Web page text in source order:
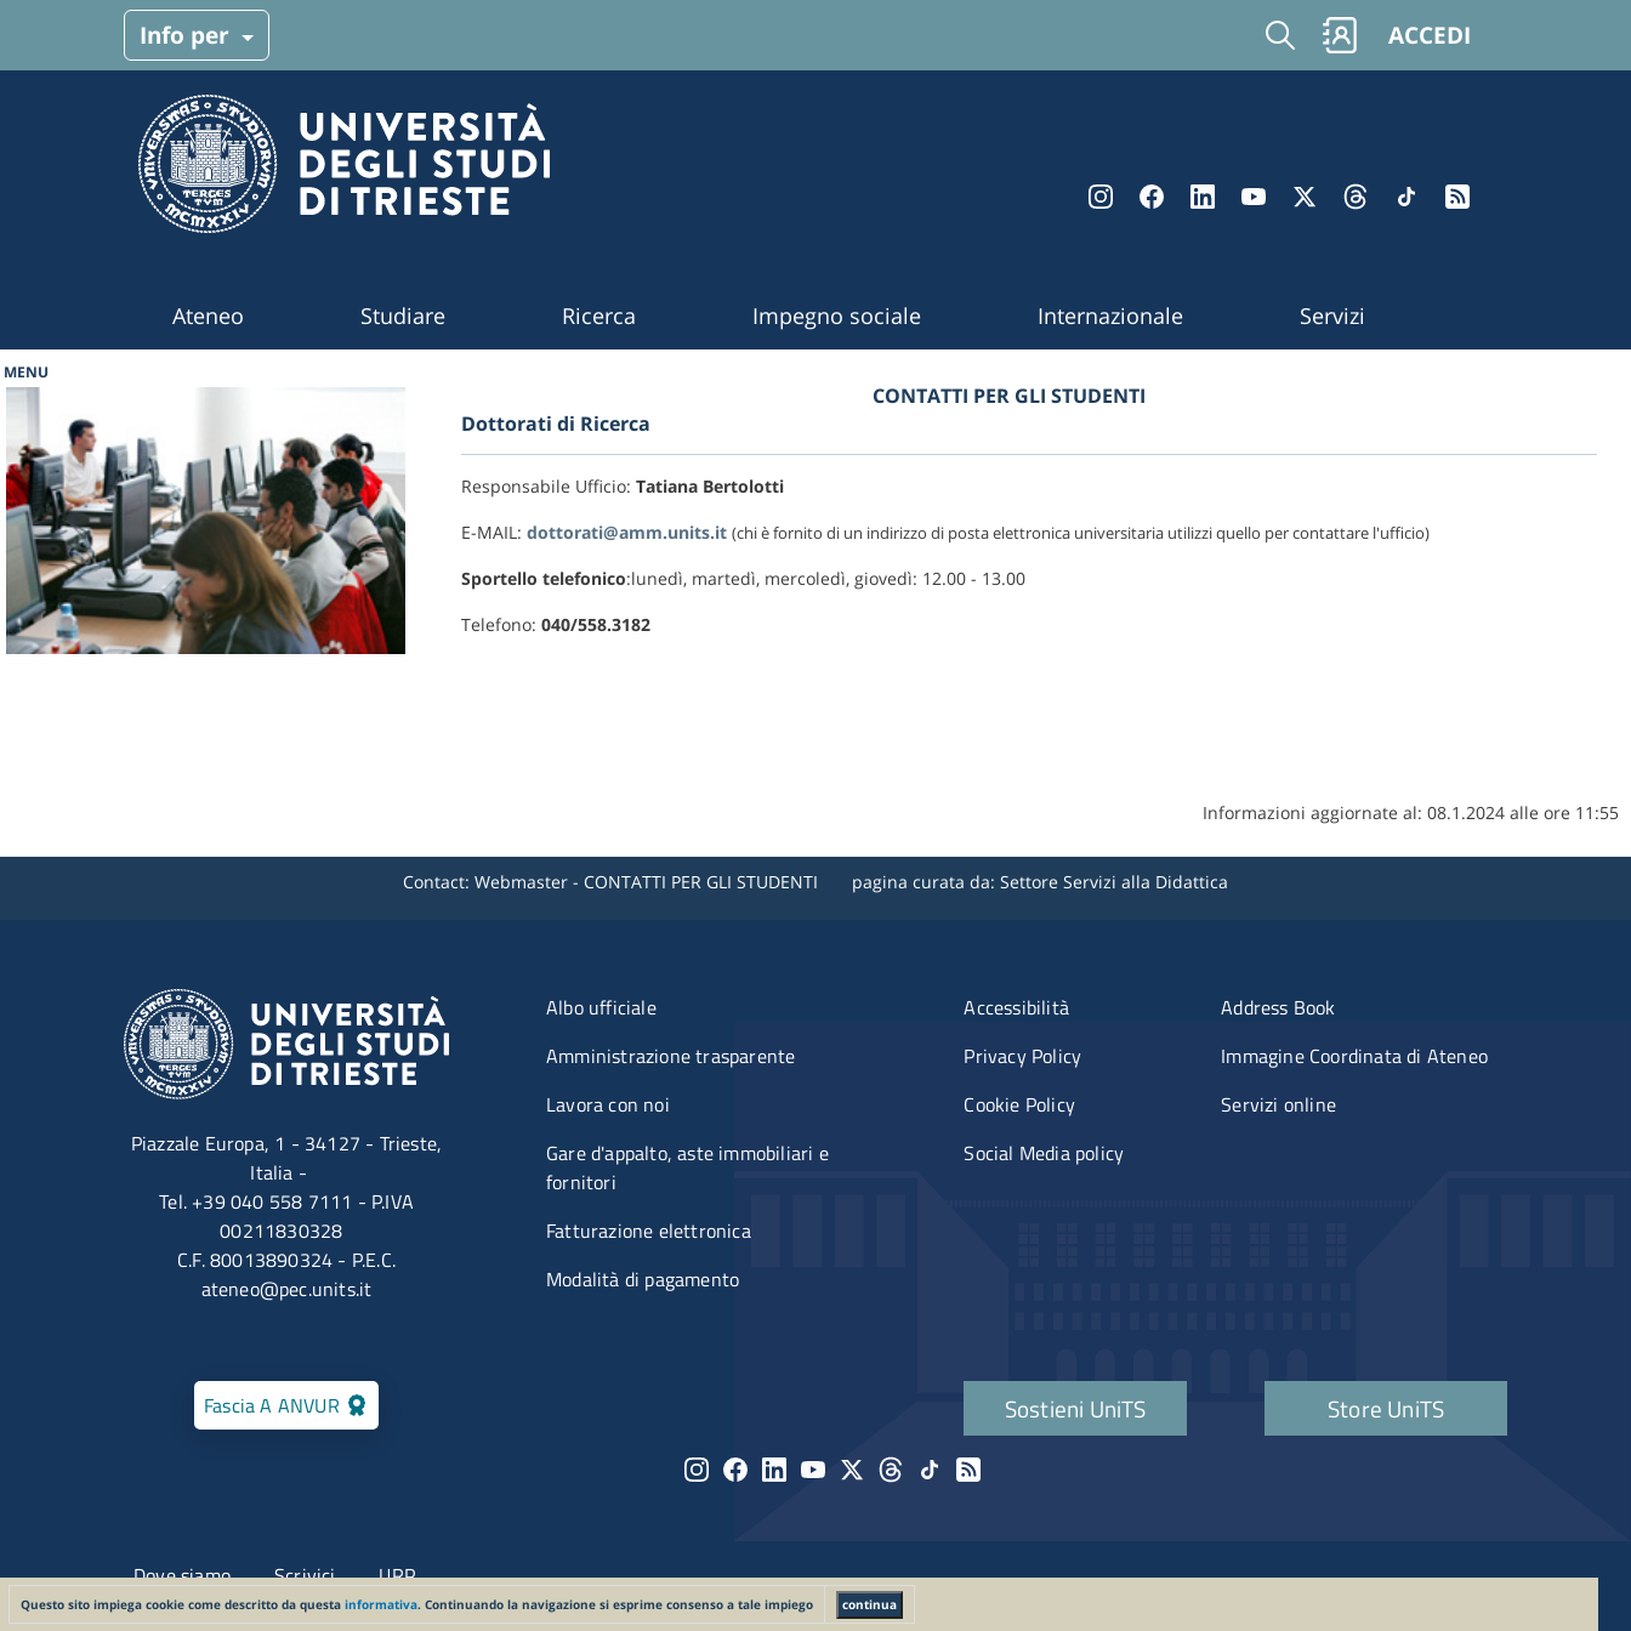
Menu target
Info per Cerca ACCEDI
Ateneo Studiare Ricerca Impegno sociale Internazionale Servizi
MENU
CONTATTI PER GLI STUDENTI
Dottorati di Ricerca
Responsabile Ufficio: Tatiana Bertolotti
E-MAIL: dottorati@amm.units.it (chi è fornito di un indirizzo di posta elettronica universitaria utilizzi quello per contattare l'ufficio)
Sportello telefonico:lunedì, martedì, mercoledì, giovedì: 12.00 - 13.00
Telefono: 040/558.3182
Informazioni aggiornate al: 08.1.2024 alle ore 11:55
Contact: Webmaster - CONTATTI PER GLI STUDENTI pagina curata da: Settore Servizi alla Didattica
Piazzale Europa, 1 - 34127 - Trieste,
Italia -
Tel. +39 040 558 7111 - P.IVA
00211830328
C.F. 80013890324 - P.E.C.
ateneo@pec.units.it
Fascia A ANVUR
Dove siamo Scrivici URP
Albo ufficiale
Amministrazione trasparente
Lavora con noi
Gare d'appalto, aste immobiliari e
fornitori
Fatturazione elettronica
Modalità di pagamento
Accessibilità
Privacy Policy
Cookie Policy
Social Media policy
Address Book
Immagine Coordinata di Ateneo
Servizi online
Quick links
Sostieni UniTS Store UniTS
Menu social
Questo sito impiega cookie come descritto da questa informativa. Continuando la navigazione si esprime consenso a tale impiego continua